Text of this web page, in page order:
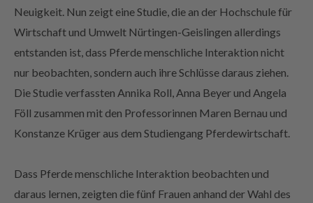
Neuigkeit. Nun zeigt eine Studie, die an der Hochschule für
Wirtschaft und Umwelt Nürtingen-Geislingen allerdings
entstanden ist, dass Pferde menschliche Interaktion nicht
nur beobachten, sondern auch ihre Schlüsse daraus ziehen.
Die Studie verfassten Annika Roll, Anna Beyer und Angela
Föll zusammen mit den Professorinnen Maren Bernau und
Konstanze Krüger aus dem Studiengang Pferdewirtschaft.
Dass Pferde menschliche Interaktion beobachten und
daraus lernen, zeigten die fünf Frauen anhand der Wahl des